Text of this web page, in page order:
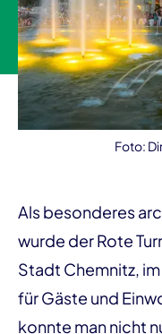
Foto:
Als besonderes
wurde der Rote
Stadt Chemnitz,
für Gäste und
konnte man nicht